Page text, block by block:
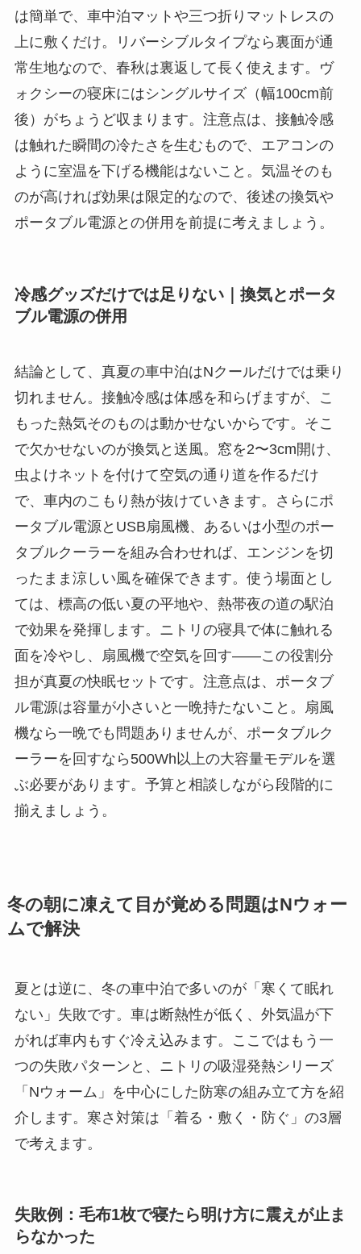
は簡単で、車中泊マットや三つ折りマットレスの
上に敷くだけ。リバーシブルタイプなら裏面が通
常生地なので、春秋は裏返して長く使えます。ヴ
ォクシーの寝床にはシングルサイズ（幅100cm前
後）がちょうど収まります。注意点は、接触冷感
は触れた瞬間の冷たさを生むもので、エアコンの
ように室温を下げる機能はないこと。気温そのも
のが高ければ効果は限定的なので、後述の換気や
ポータブル電源との併用を前提に考えましょう。
冷感グッズだけでは足りない｜換気とポータ
ブル電源の併用
結論として、真夏の車中泊はNクールだけでは乗り
切れません。接触冷感は体感を和らげますが、こ
もった熱気そのものは動かせないからです。そこ
で欠かせないのが換気と送風。窓を2〜3cm開け、
虫よけネットを付けて空気の通り道を作るだけ
で、車内のこもり熱が抜けていきます。さらにポ
ータブル電源とUSB扇風機、あるいは小型のポー
タブルクーラーを組み合わせれば、エンジンを切
ったまま涼しい風を確保できます。使う場面とし
ては、標高の低い夏の平地や、熱帯夜の道の駅泊
で効果を発揮します。ニトリの寝具で体に触れる
面を冷やし、扇風機で空気を回す——この役割分
担が真夏の快眠セットです。注意点は、ポータブ
ル電源は容量が小さいと一晩持たないこと。扇風
機なら一晩でも問題ありませんが、ポータブルク
ーラーを回すなら500Wh以上の大容量モデルを選
ぶ必要があります。予算と相談しながら段階的に
揃えましょう。
冬の朝に凍えて目が覚める問題はNウォー
ムで解決
夏とは逆に、冬の車中泊で多いのが「寒くて眠れ
ない」失敗です。車は断熱性が低く、外気温が下
がれば車内もすぐ冷え込みます。ここではもう一
つの失敗パターンと、ニトリの吸湿発熱シリーズ
「Nウォーム」を中心にした防寒の組み立て方を紹
介します。寒さ対策は「着る・敷く・防ぐ」の3層
で考えます。
失敗例：毛布1枚で寝たら明け方に震えが止ま
らなかった